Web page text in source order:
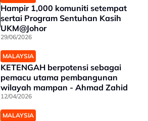
Hampir 1,000 komuniti setempat
sertai Program Sentuhan Kasih
UKM@Johor
29/06/2026
MALAYSIA
KETENGAH berpotensi sebagai
pemacu utama pembangunan
wilayah mampan - Ahmad Zahid
12/04/2026
MALAYSIA